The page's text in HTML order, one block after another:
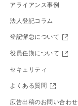
アライアンス事例
法人登記コラム
登記懈怠について
役員任期について
セキュリティ
よくある質問
広告出稿のお問い合わせ